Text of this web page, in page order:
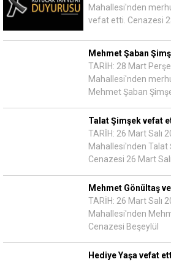
Mahallesi'nden
vefat etti. Cenazesi
Mehmet Şaban
TARİH: 28 Mart
Mahallesi'nden
Mehmet Şaban
Talat Şimşek vefat
TARİH: 26 Mart Salı
Mahallesi'nden Talat
Cenazesi 26 Mart
Mehmet Gönültaş
TARİH: 26 Mart Salı
Mahallesi'nden
Cenazesi Beşeylül
Hediye Yaşa vefat